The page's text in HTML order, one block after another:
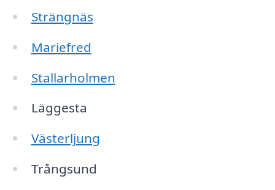
Strängnäs
Mariefred
Stallarholmen
Läggesta
Västerljung
Trångsund